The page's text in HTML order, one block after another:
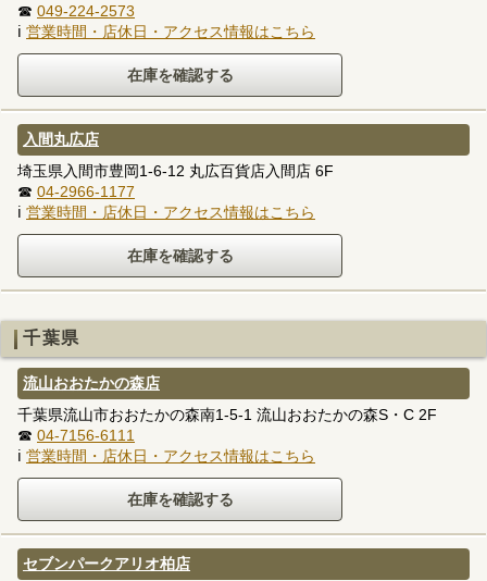
☎ 049-224-2573
ℹ 営業時間・店休日・アクセス情報はこちら
入間丸広店
埼玉県入間市豊岡1-6-12 丸広百貨店入間店 6F
☎ 04-2966-1177
ℹ 営業時間・店休日・アクセス情報はこちら
千葉県
流山おおたかの森店
千葉県流山市おおたかの森南1-5-1 流山おおたかの森S・C 2F
☎ 04-7156-6111
ℹ 営業時間・店休日・アクセス情報はこちら
セブンパークアリオ柏店